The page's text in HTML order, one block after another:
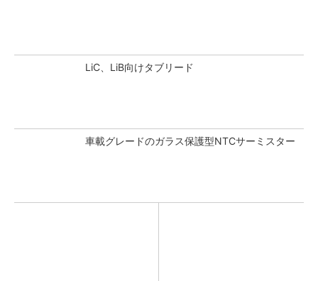
LiC、LiB向けタブリード
車載グレードのガラス保護型NTCサーミスター